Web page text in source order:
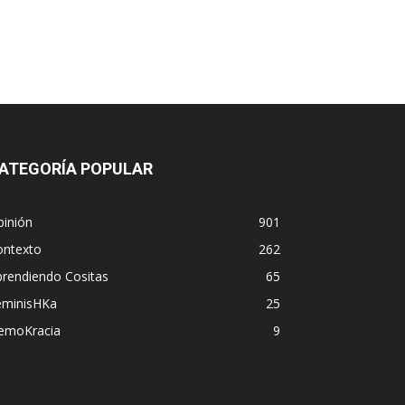
POPULAR
901
262
Cositas
65
25
9